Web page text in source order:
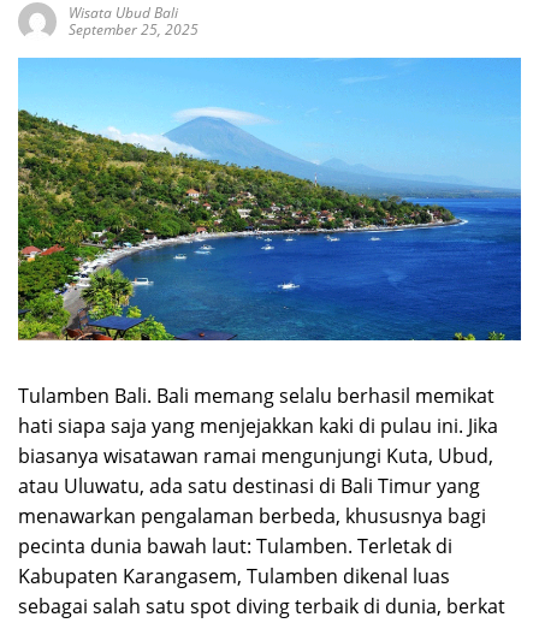
Wisata Ubud Bali
September 25, 2025
Tulamben Bali. Bali memang selalu berhasil memikat
hati siapa saja yang menjejakkan kaki di pulau ini. Jika
biasanya wisatawan ramai mengunjungi Kuta, Ubud,
atau Uluwatu, ada satu destinasi di Bali Timur yang
menawarkan pengalaman berbeda, khususnya bagi
pecinta dunia bawah laut: Tulamben. Terletak di
Kabupaten Karangasem, Tulamben dikenal luas
sebagai salah satu spot diving terbaik di dunia, berkat